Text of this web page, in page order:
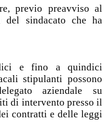
previo preavviso al
sindacato che ha
e fino a quindici
stipulanti possono
aziendale su
di intervento presso il
contratti e delle leggi